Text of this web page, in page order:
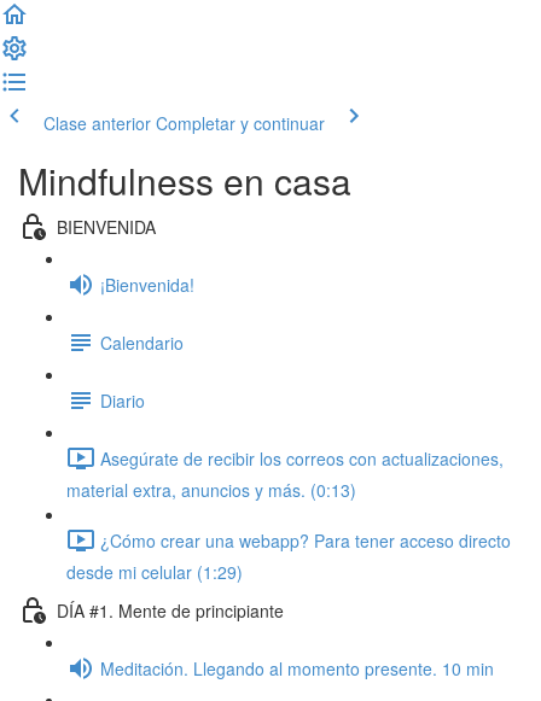
Clase anterior Completar y continuar
Mindfulness en casa
BIENVENIDA
¡Bienvenida!
Calendario
Diario
Asegúrate de recibir los correos con actualizaciones,
material extra, anuncios y más. (0:13)
¿Cómo crear una webapp? Para tener acceso directo
desde mi celular (1:29)
DÍA #1. Mente de principiante
Meditación. Llegando al momento presente. 10 min